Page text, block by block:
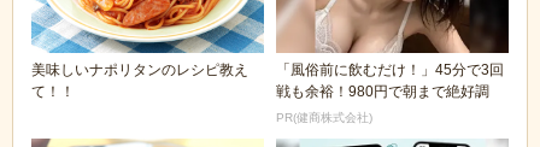
美味しいナポリタンのレシピ教え
て！！
「風俗前に飲むだけ！」45分で3回
戦も余裕！980円で朝まで絶好調
PR(健商株式会社)